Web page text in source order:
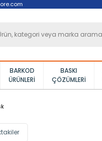
BARKOD
ÜRÜNLERI
BASKI
ÇÖZÜMLERI